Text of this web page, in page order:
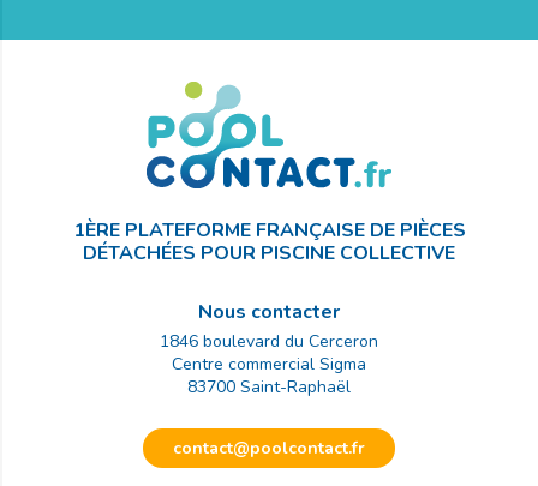
1ÈRE PLATEFORME FRANÇAISE DE PIÈCES
DÉTACHÉES POUR PISCINE COLLECTIVE
Nous contacter
1846 boulevard du Cerceron
Centre commercial Sigma
83700 Saint-Raphaël
contact@poolcontact.fr